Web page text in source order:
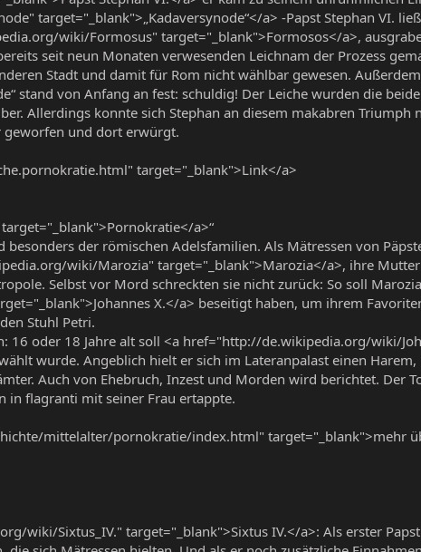
target="_blank">„Kadaversynode“</a> -Papst Stephan VI.
wiki/Formosus" target="_blank">Formosos</a>,
seit neun Monaten verwesenden Leichnam der Prozess
Stadt und damit für Rom nicht wählbar gewesen.
stand von Anfang an fest: schuldig! Der Leiche wurden die
Allerdings konnte sich Stephan an diesem makabren Triumph
geworfen und dort erwürgt.
target="_blank">Link</a>
a>“
der römischen Adelsfamilien. Als Mätressen von
wiki/Marozia" target="_blank">Marozia</a>, ihre
Selbst vor Mord schreckten sie nicht zurück: So soll
X.</a> beseitigt haben, um ihrem
Stuhl Petri.
16 oder 18 Jahre alt soll <a href="http://de.wikipedia.org/wiki/
wurde. Angeblich hielt er sich im Lateranpalast einen
Auch von Ehebruch, Inzest und Morden wird berichtet. Der
in flagranti mit seiner Frau ertappte.
mittelalter/pornokratie/index.html" target="_blank">mehr
wiki/Sixtus_IV." target="_blank">Sixtus IV.</a>: Als erster